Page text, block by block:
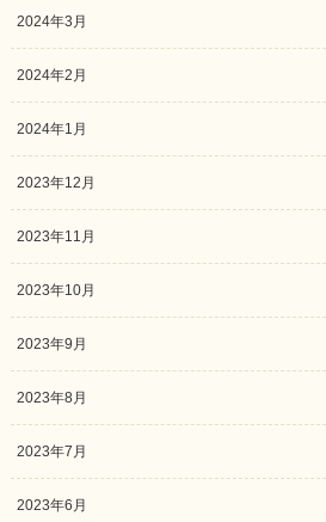
2024年3月
2024年2月
2024年1月
2023年12月
2023年11月
2023年10月
2023年9月
2023年8月
2023年7月
2023年6月